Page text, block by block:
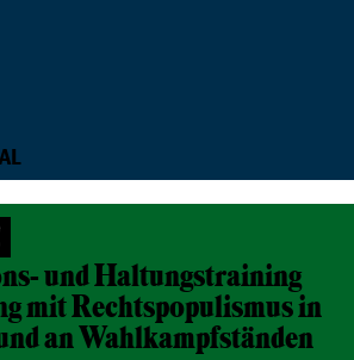
und Haltungstraining
mit Rechtspopulismus in
an Wahlkampfständen